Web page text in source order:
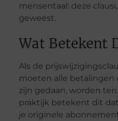
mensentaal: deze
geweest.
Wat Betekent
Als de
moeten alle betalingen
zijn gedaan, worden
praktijk betekent dit
je originele